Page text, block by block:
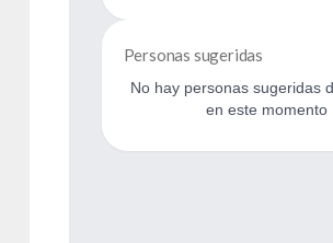
Personas sugeridas
No hay personas sugeridas
en este momento